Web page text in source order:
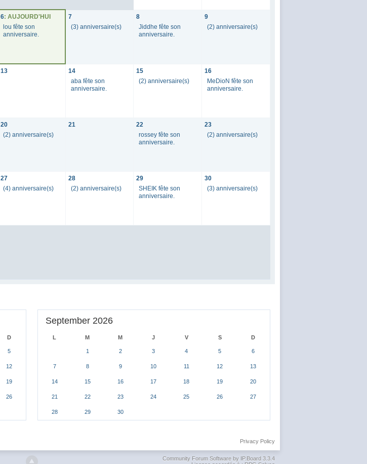
6: AUJOURD'HUI
lou fête son
anniversaire.
7
(3) anniversaire(s)
8
Jiddhe fête son
anniversaire.
9
(2) anniversaire(s)
13
14
aba fête son
anniversaire.
15
(2) anniversaire(s)
16
MeDioN fête son
anniversaire.
20
(2) anniversaire(s)
21
22
rossey fête son
anniversaire.
23
(2) anniversaire(s)
27
(4) anniversaire(s)
28
(2) anniversaire(s)
29
SHEIK fête son
anniversaire.
30
(3) anniversaire(s)
D
5
12
19
26
September 2026
L M M J V S D
1 2 3 4 5 6
7 8 9 10 11 12 13
14 15 16 17 18 19 20
21 22 23 24 25 26 27
28 29 30
Privacy Policy
Community Forum Software by IP.Board 3.3.4